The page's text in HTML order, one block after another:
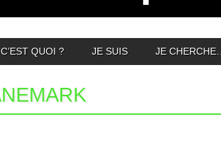
QUOI ? JE SUIS JE CHERCHE…